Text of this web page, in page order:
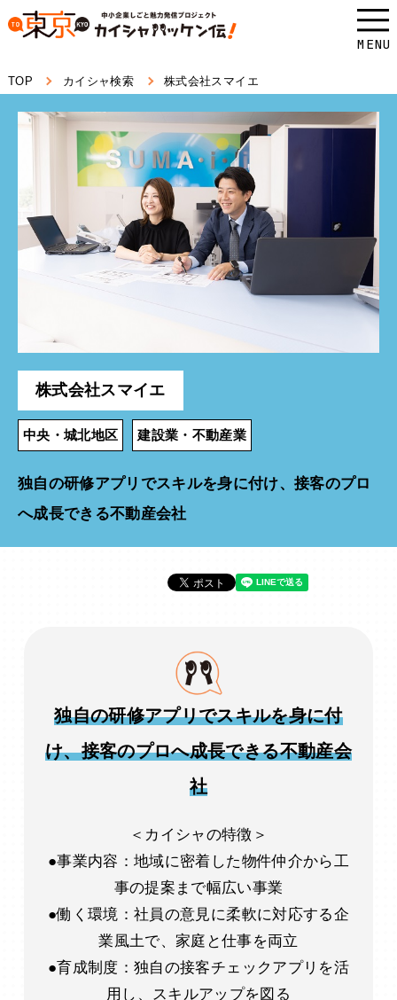
本
ス
す。
MENU
TOP カイシャ検索 株式会社スマイエ
株式会社スマイエ
中央・城北地区 建設業・不動産業
独自の研修アプリでスキルを身に付け、接客のプロ
へ成長できる不動産会社
独自の研修アプリでスキルを身に付
け、接客のプロへ成長できる不動産会
社
＜カイシャの特徴＞
●事業内容：地域に密着した物件仲介から工
事の提案まで幅広い事業
●働く環境：社員の意見に柔軟に対応する企
業風土で、家庭と仕事を両立
●育成制度：独自の接客チェックアプリを活
用し、スキルアップを図る